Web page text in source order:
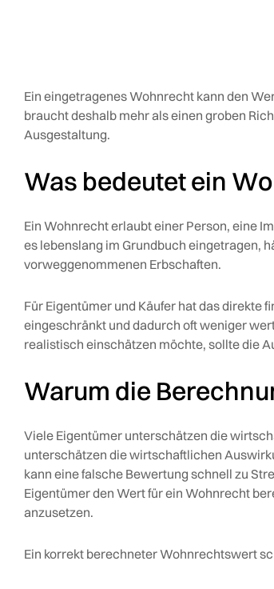
Ein eingetragenes Wohnrecht kann den
braucht deshalb mehr als einen groben
Ausgestaltung.
Was bedeutet ein
Ein Wohnrecht erlaubt einer Person, eine
es lebenslang im Grundbuch eingetragen,
vorweggenommenen Erbschaften.
Für Eigentümer und Käufer hat das direkte
eingeschränkt und dadurch oft weniger
realistisch einschätzen möchte, sollte die
Warum die
Viele Eigentümer unterschätzen die
unterschätzen die wirtschaftlichen
kann eine falsche Bewertung schnell zu
Eigentümer den Wert für ein Wohnrecht
anzusetzen.
Ein korrekt berechneter Wohnrechtswert